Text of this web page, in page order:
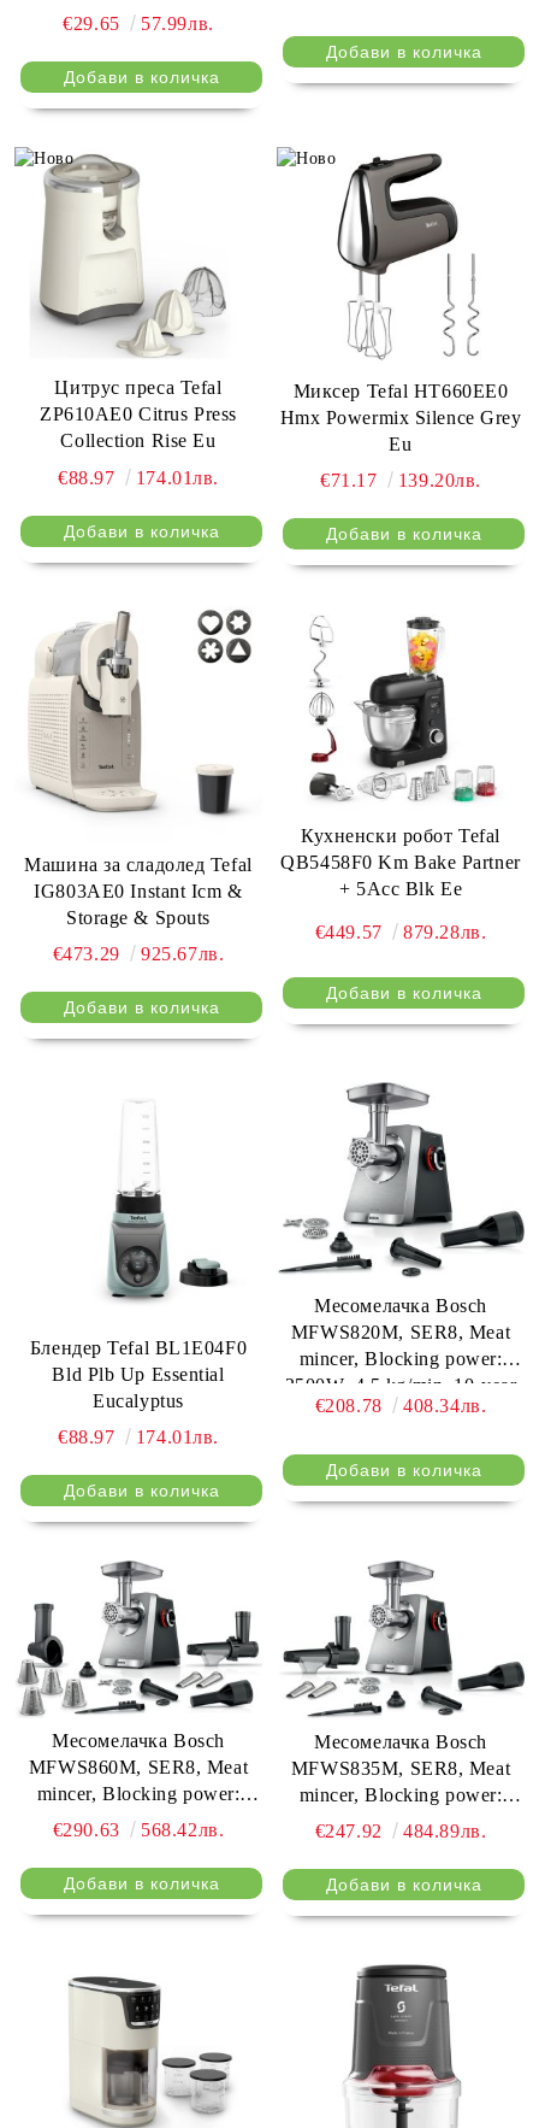
€29.65
57.99лв.
Цитрус преса Tefal
ZP610AE0 Citrus Press
Collection Rise Eu
€88.97
174.01лв.
Миксер Tefal HT660EE0
Hmx Powermix Silence Grey
Eu
€71.17
139.20лв.
Машина за сладолед Tefal
IG803AE0 Instant Icm &
Storage & Spouts
€473.29
925.67лв.
Кухненски робот Tefal
QB5458F0 Km Bake Partner
+ 5Acc Blk Ee
€449.57 879.28лв.
Блендер Tefal BL1E04F0
Bld Plb Up Essential
Eucalyptus
€88.97
174.01лв.
Месомелачка Bosch
MFWS820M, SER8, Meat
mincer, Blocking power:
2500W, 4,5 kg/min, 10-year
motor, dishwasher safe,
black
€208.78 408.34лв.
Месомелачка Bosch
MFWS860M, SER8, Meat
mincer, Blocking power:
2500W, 4,5 kg/min, 10-year
tomato press, 4 grating discs,
kebbe att., sausage att., silver
black
€290.63 568.42лв.
Месомелачка Bosch
MFWS835M, SER8, Meat
mincer, Blocking power:
2500W, 4,5 kg/min, 10-year
tomato press, kebbe att.,
sausage att., silver black
€247.92 484.89лв.